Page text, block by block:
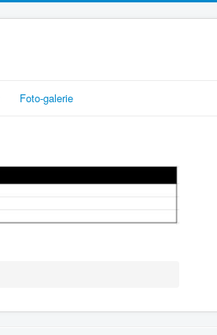
Foto-galerie